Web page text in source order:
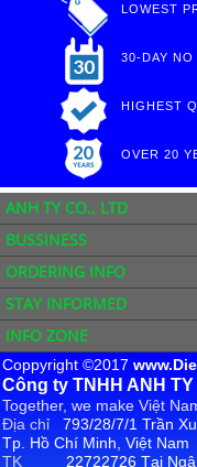
LOWEST
30-DAY NO
HIGHEST
OVER 20
ANH TY CO., LTD
BUSSINESS
ORDERING INFO
STAY INFORMED
INFO ZONE
Coppyright ©2017
Công ty TNHH ANH
Together, we make Việt
Địa chỉ793/28/7/1 Trần
Tp. Hồ Chí Minh, Việt Nam
TK 22722726 Tại